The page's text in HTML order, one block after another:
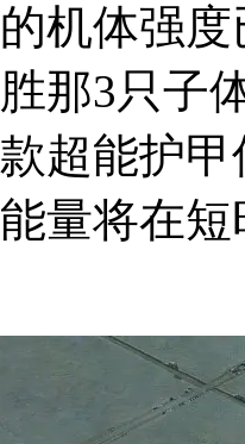
机体强
那3只子
超能护
量将在